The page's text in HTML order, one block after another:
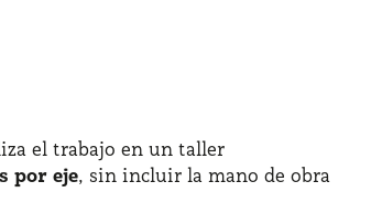
el trabajo en un taller
por eje, sin incluir la mano de obra